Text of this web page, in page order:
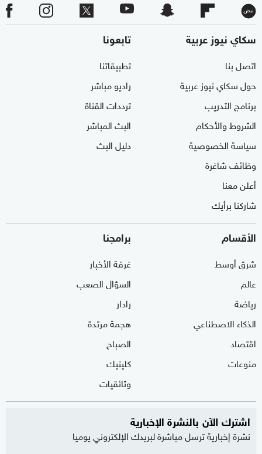
سكاي نيوز عربية
اتصل بنا
حول سكاي نيوز عربية
برنامج التدريب
الشروط والأحكام
سياسة الخصوصية
وظائف شاغرة
أعلن معنا
شاركنا برأيك
تابعونا
تطبيقاتنا
راديو مباشر
ترددات القناة
البث المباشر
دليل البث
الأقسام
شرق أوسط
عالم
رياضة
الذكاء الاصطناعي
اقتصاد
منوعات
برامجنا
غرفة الأخبار
السؤال الصعب
رادار
هجمة مرتدة
الصباح
كلينيك
وثائقيات
اشترك الآن بالنشرة الإخبارية
نشرة إخبارية ترسل مباشرة لبريدك الإلكتروني يوميا